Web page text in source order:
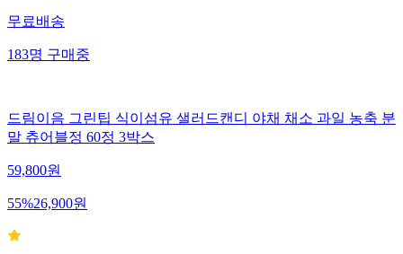
무료배송
183명 구매중
드림이음 그린팁 식이섬유 샐러드캔디 야채 채소 과일 농축 분
말 츄어블정 60정 3박스
59,800원
55%26,900원